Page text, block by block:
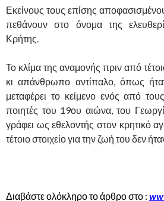
Εκείνους τους επίσης
πεθάνουν στο όνομα της
Κρήτης.
Το κλίμα της αναμονής πριν από
κι απάνθρωπο αντίπαλο, όπως
μεταφέρει το κείμενο ενός από
ποιητές του 19ου αιώνα, του
γράφει ως εθελοντής στον κρητικό
τέτοιο στοιχείο για την ζωή του δεν
Διαβάστε ολόκληρο το άρθρο στο :